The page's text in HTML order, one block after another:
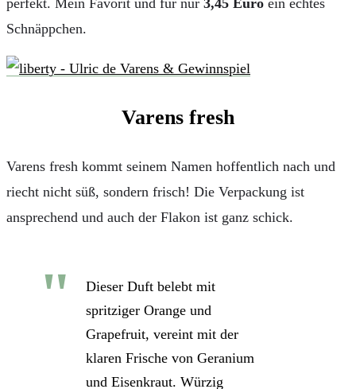
perfekt. Mein Favorit und für nur 3,45 Euro ein echtes
Schnäppchen.
Varens fresh
Varens fresh kommt seinem Namen hoffentlich nach und
riecht nicht süß, sondern frisch! Die Verpackung ist
ansprechend und auch der Flakon ist ganz schick.
Dieser Duft belebt mit
spritziger Orange und
Grapefruit, vereint mit der
klaren Frische von Geranium
und Eisenkraut. Würzig